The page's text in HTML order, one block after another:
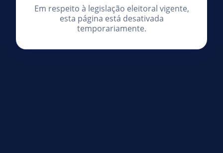
Em respeito à legislação eleitoral vigente,
esta página está desativada
temporariamente.